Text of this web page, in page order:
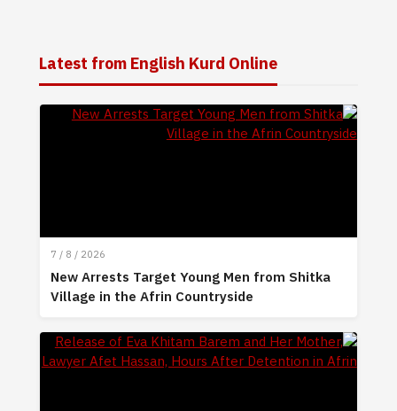
Latest from English Kurd Online
7 / 8 / 2026
New Arrests Target Young Men from Shitka
Village in the Afrin Countryside